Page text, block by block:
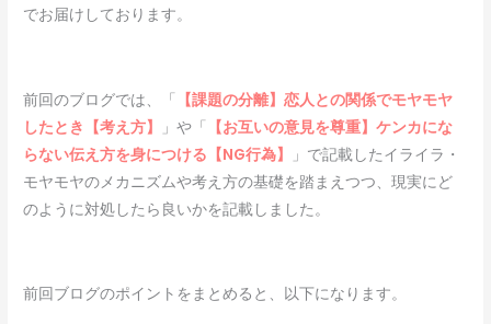
でお届けしております。
前回のブログでは、「 【課題の分離】恋人との関係でモヤモヤ
したとき【考え方】
」や「 【お互いの意見を尊重】ケンカにな
らない伝え方を身につける【NG行為】
」で記載したイライラ・
モヤモヤのメカニズムや考え方の基礎を踏まえつつ、現実にど
のように対処したら良いかを記載しました。
前回ブログのポイントをまとめると、以下になります。